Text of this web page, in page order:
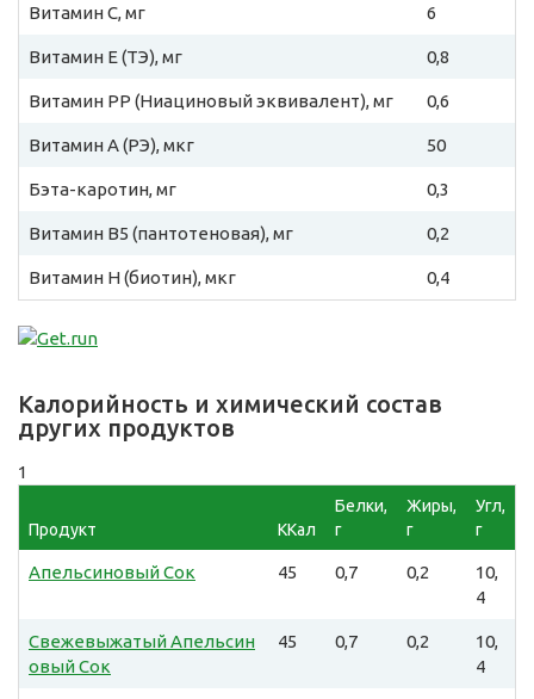
Витамин C, мг 6
Витамин E (ТЭ), мг 0,8
Витамин PP (Ниациновый эквивалент), мг 0,6
Витамин A (РЭ), мкг 50
Бэта-каротин, мг 0,3
Витамин B5 (пантотеновая), мг 0,2
Витамин H (биотин), мкг 0,4
Калорийность и химический состав
других продуктов
1
Продукт ККал
Белки,
г
Жиры,
г
Угл,
г
Апельсиновый Сок 45 0,7 0,2
10,
4
Свежевыжатый Апельсин
овый Сок
45 0,7 0,2
10,
4